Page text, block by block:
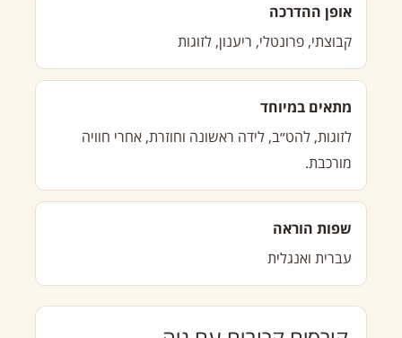
אופן ההדרכה
קבוצתי, פרונטלי, ריענון, לזוגות
מתאים במיוחד
לזוגות, להט״ב, לידה ראשונה וחוזרת, אחרי חוויה
מורכבת.
שפות הוראה
עברית ואנגלית